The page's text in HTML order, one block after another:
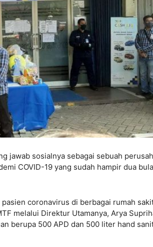
jawab sosialnya sebagai sebuah
COVID-19 yang sudah hampir dua
coronavirus di berbagai rumah
melalui Direktur Utamanya, Arya
berupa 500 APD dan 500 liter hand